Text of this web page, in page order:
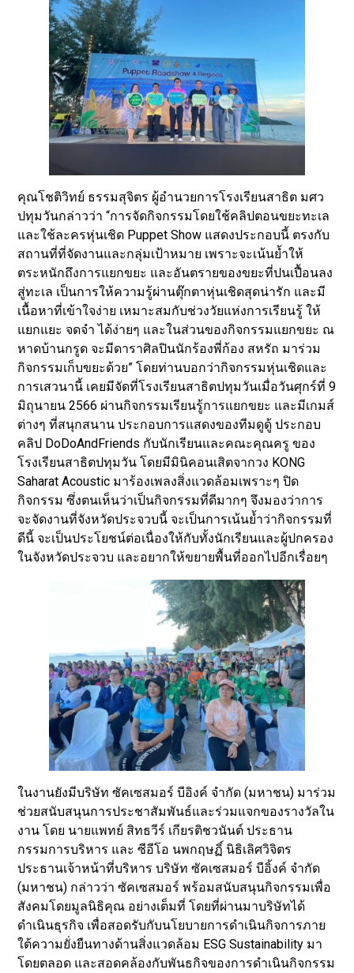
คุณโชติวิทย์ ธรรมสุจิตร ผู้อำนวยการโรงเรียนสาธิต มศว
ปทุมวันกล่าวว่า “การจัดกิจกรรมโดยใช้คลิปตอนขยะทะเล
และใช้ละครหุ่นเชิด Puppet Show แสดงประกอบนี้ ตรงกับ
สถานที่ที่จัดงานและกลุ่มเป้าหมาย เพราะจะเน้นย้ำให้
ตระหนักถึงการแยกขยะ และอันตรายของขยะที่ปนเปื้อนลง
สู่ทะเล เป็นการให้ความรู้ผ่านตุ๊กตาหุ่นเชิดสุดน่ารัก และมี
เนื้อหาที่เข้าใจง่าย เหมาะสมกับช่วงวัยแห่งการเรียนรู้ ให้
แยกแยะ จดจำ ได้ง่ายๆ และในส่วนของกิจกรรมแยกขยะ ณ
หาดบ้านกรูด จะมีดาราศิลปินนักร้องพี่ก้อง สหรัถ มาร่วม
กิจกรรมเก็บขยะด้วย” โดยท่านบอกว่ากิจกรรมหุ่นเชิดและ
การเสวนานี้ เคยมีจัดที่โรงเรียนสาธิตปทุมวันเมื่อวันศุกร์ที่ 9
มิถุนายน 2566 ผ่านกิจกรรมเรียนรู้การแยกขยะ และมีเกมส์
ต่างๆ ที่สนุกสนาน ประกอบการแสดงของทีมดูดู้ ประกอบ
คลิป DoDoAndFriends กับนักเรียนและคณะคุณครู ของ
โรงเรียนสาธิตปทุมวัน โดยมีมินิคอนเสิตจากวง KONG
Saharat Acoustic มาร้องเพลงสิ่งแวดล้อมเพราะๆ ปิด
กิจกรรม ซึ่งตนเห็นว่าเป็นกิจกรรมที่ดีมากๆ จึงมองว่าการ
จะจัดงานที่จังหวัดประจวบนี้ จะเป็นการเน้นย้ำว่ากิจกรรมที่
ดีนี้ จะเป็นประโยชน์ต่อเนื่องให้กับทั้งนักเรียนและผู้ปกครอง
ในจังหวัดประจวบ และอยากให้ขยายพื้นที่ออกไปอีกเรื่อยๆ
ในงานยังมีบริษัท ซัคเซสมอร์ บีอิงค์ จำกัด (มหาชน) มาร่วม
ช่วยสนับสนุนการประชาสัมพันธ์และร่วมแจกของรางวัลใน
งาน โดย นายแพทย์ สิทธวีร์ เกียรติชวนันต์ ประธาน
กรรมการบริหาร และ ซีอีโอ นพกฤษฏิ์ นิธิเลิศวิจิตร
ประธานเจ้าหน้าที่บริหาร บริษัท ซัคเซสมอร์ บีอิ้งค์ จำกัด
(มหาชน) กล่าวว่า ซัคเซสมอร์ พร้อมสนับสนุนกิจกรรมเพื่อ
สังคมโดยมูลนิธิคุณ อย่างเต็มที่ โดยที่ผ่านมาบริษัทได้
ดำเนินธุรกิจ เพื่อสอดรับกับนโยบายการดำเนินกิจการภาย
ใต้ความยั่งยืนทางด้านสิ่งแวดล้อม ESG Sustainability มา
โดยตลอด และสอดคล้องกับพันธกิจของการดำเนินกิจกรรม